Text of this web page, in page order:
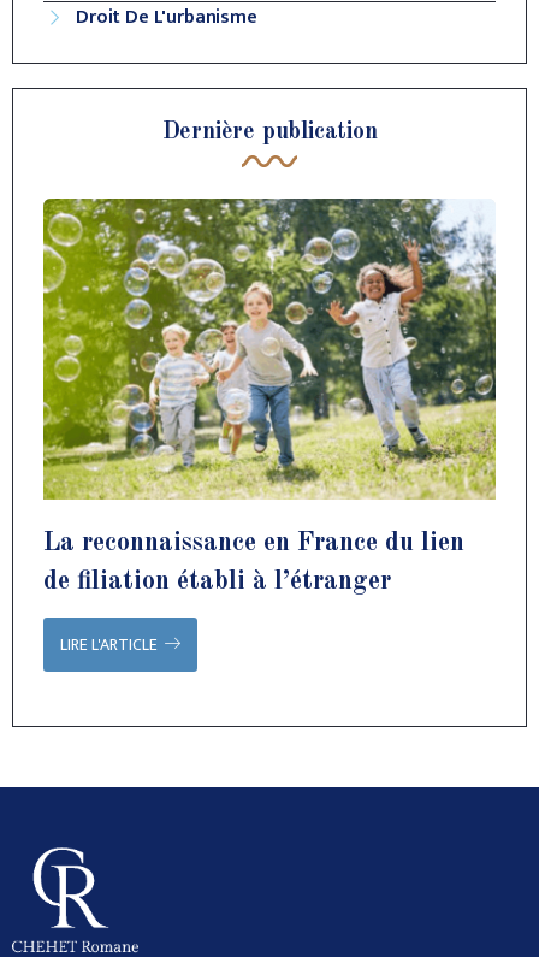
Droit De L'urbanisme
Dernière publication
La reconnaissance en France du lien
de filiation établi à l’étranger
LIRE L'ARTICLE